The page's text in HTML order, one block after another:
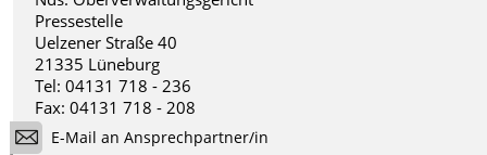
Pressestelle
Uelzener Straße 40
21335 Lüneburg
Tel: 04131 718 - 236
Fax: 04131 718 - 208
E-Mail an Ansprechpartner/in